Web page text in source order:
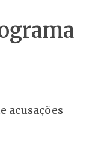
acusações